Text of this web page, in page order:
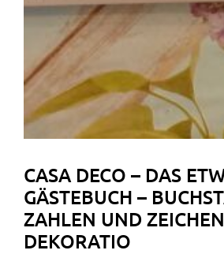
CASA DECO – DAS
GÄSTEBUCH –
ZAHLEN UND ZEICHEN
DEKORATIO